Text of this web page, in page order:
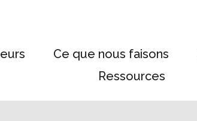
Ce que nous faisons
Ressources